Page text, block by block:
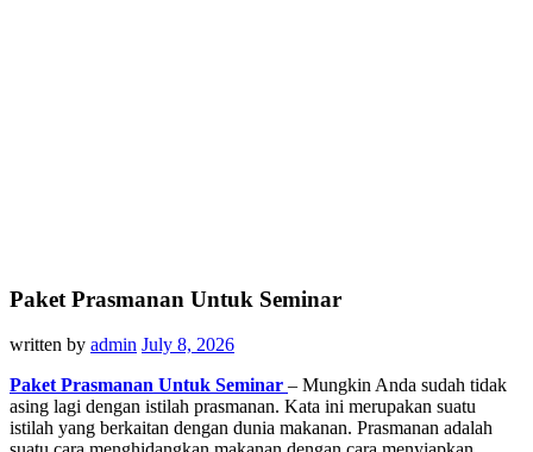
Paket Prasmanan Untuk Seminar
written by admin July 8, 2026
Paket Prasmanan Untuk Seminar – Mungkin Anda sudah tidak
asing lagi dengan istilah prasmanan. Kata ini merupakan suatu
istilah yang berkaitan dengan dunia makanan. Prasmanan adalah